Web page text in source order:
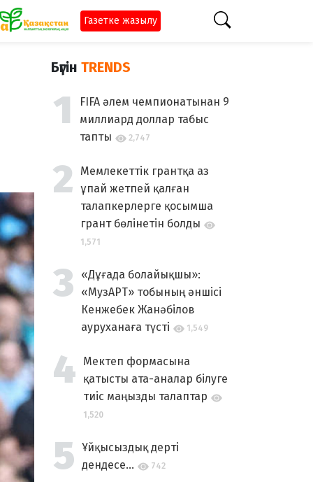
Газетке жазылу
Бүгін TRENDS
FIFA әлем чемпионатынан 9
миллиард доллар табыс
тапты
2,747
Мемлекеттік грантқа аз
ұпай жетпей қалған
талапкерлерге қосымша
грант бөлінетін болды
1,571
«Дұғада болайықшы»:
«МузАРТ» тобының әншісі
Кенжебек Жанәбілов
ауруханаға түсті
1,549
Мектеп формасына
қатысты ата-аналар білуге
тиіс маңызды талаптар
1,520
Ұйқысыздық дерті
дендесе...
742